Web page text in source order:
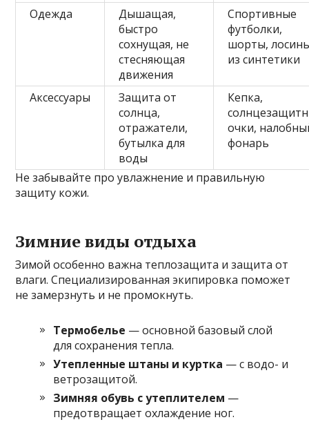
Одежда
Дышащая,
быстро
сохнущая, не
стесняющая
движения
Спортивные
футболки,
шорты,
из синтетики
Аксессуары
Защита от
солнца,
отражатели,
бутылка для
воды
Кепка,
очки,
фонарь
Не забывайте про увлажнение и правильную
защиту кожи.
Зимние виды отдыха
Зимой особенно важна теплозащита и защита от
влаги. Специализированная экипировка поможет
не замерзнуть и не промокнуть.
Термобелье — основной базовый слой
для сохранения тепла.
Утепленные штаны и куртка — с водо- и
ветрозащитой.
Зимняя обувь с утеплителем —
предотвращает охлаждение ног.